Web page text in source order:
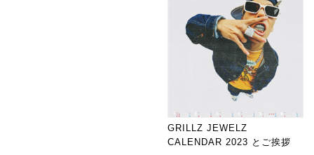
GRILLZ JEWELZ
CALENDAR 2023 とご挨拶